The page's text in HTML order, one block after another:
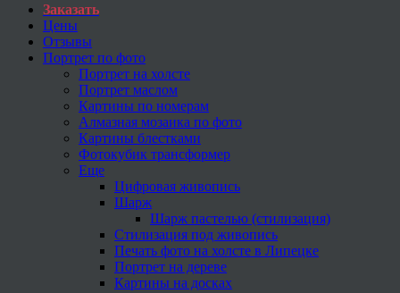
Заказать
Цены
Отзывы
Портрет по фото
Портрет на холсте
Портрет маслом
Картины по номерам
Алмазная мозаика по фото
Картины блестками
Фотокубик трансформер
Еще
Цифровая живопись
Шарж
Шарж пастелью (стилизация)
Стилизация под живопись
Печать фото на холсте в Липецке
Портрет на дереве
Картины на досках